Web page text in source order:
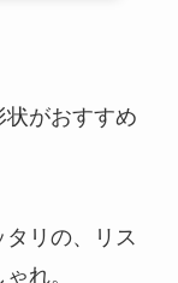
状がおすすめ
リの、リス
れ。